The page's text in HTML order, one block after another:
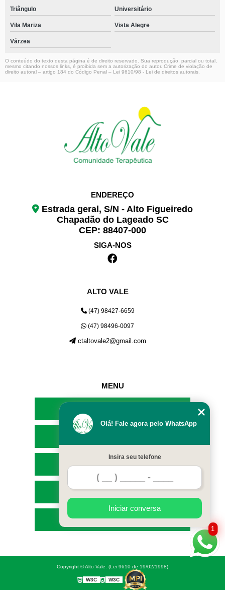
Triângulo Universitário
Vila Mariza Vista Alegre
Várzea
O conteúdo do texto desta página é de direito reservado. Sua reprodução, parcial ou total,
mesmo citando nossos links, é proibida sem a autorização do autor. Crime de violação de
direito autoral – artigo 184 do Código Penal – Lei 9610/98 - Lei de direitos autorais
ENDEREÇO
Estrada geral, S/N - Alto Figueiredo
Chapadão do Lageado SC
CEP: 88407-000
SIGA-NOS
ALTO VALE
(47) 98427-6659
(47) 98496-0097
ctaltovale2@gmail.com
MENU
SERVIÇOS
MAPA DO SITE
Copyright © Alto Vale. (Lei 9610 de 19/02/1998)
W3C W3C
1
Olá! Fale agora pelo WhatsApp
Insira seu telefone
Iniciar conversa